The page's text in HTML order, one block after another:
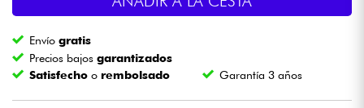
Vientos
Violines y cuarteto
Envíogratis
Precios bajosgarantizados
Satisfecho o rembolsado Garantía 3 años